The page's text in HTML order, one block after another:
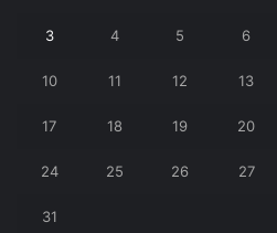
3 4 5 6
10 11 12 13
17 18 19 20
24 25 26 27
31